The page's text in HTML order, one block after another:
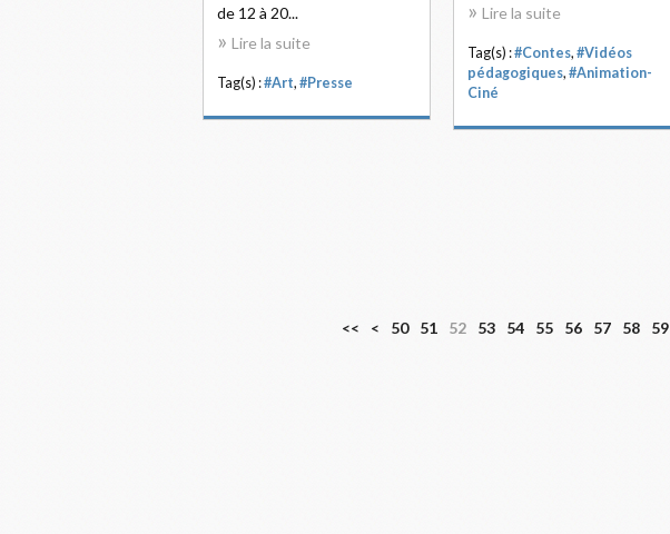
de 12 à 20...
Lire la suite
Tag(s) :#Art, #Presse
Lire la suite
Tag(s) :#Contes, #Vidéos
pédagogiques, #Animation-
Ciné
<< <
1
2
3
4
50 51 52 53 54 55 56 57 58 59